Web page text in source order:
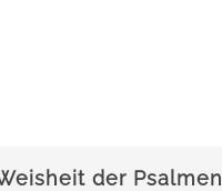
der Psalmen